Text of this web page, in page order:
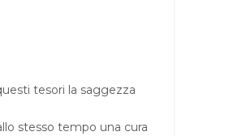
tesori la saggezza
stesso tempo una cura